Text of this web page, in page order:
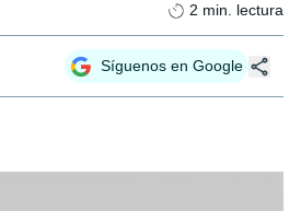
2 min. lectura
Síguenos en Google